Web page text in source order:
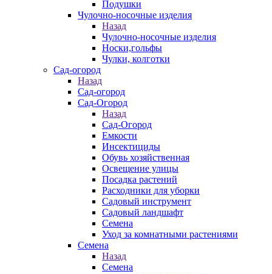
Подушки
Чулочно-носочные изделия
Назад
Чулочно-носочные изделия
Носки,гольфы
Чулки, колготки
Сад-огород
Назад
Сад-огород
Сад-Огород
Назад
Сад-Огород
Емкости
Инсектициды
Обувь хозяйственная
Освещение улицы
Посадка растений
Расходники для уборки
Садовый инструмент
Садовый ландшафт
Семена
Уход за комнатными растениями
Семена
Назад
Семена